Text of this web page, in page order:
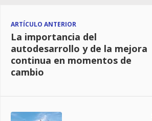
ARTÍCULO ANTERIOR
La importancia del
autodesarrollo y de la mejora
continua en momentos de
cambio